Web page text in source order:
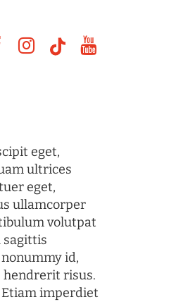
eget,
ultrices
eget,
ullamcorper
volutpat
sagittis
id,
hendrerit risus.
Etiam imperdiet